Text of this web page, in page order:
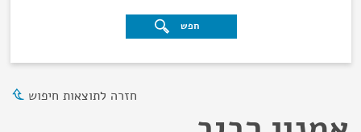
חפש
חזרה לתוצאות חיפוש